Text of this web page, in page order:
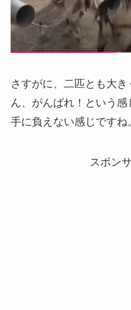
さすがに、二匹とも大
ん、がんばれ！という
手に負えない感じですね
スポン